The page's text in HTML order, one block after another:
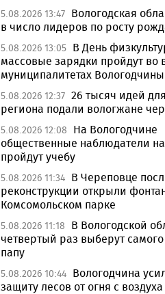
5.08.2026 13:47 Вологодская
в число лидеров по росту
5.08.2026 13:05 В День
массовые зарядки пройдут во
муниципалитетах Вологодчины
5.08.2026 12:37 26 тысяч идей
региона подали вологжане
5.08.2026 12:08
На Вологодчине
общественные наблюдатели
пройдут учебу
5.08.2026 11:34 В Череповце
реконструкции открыли
Комсомольском парке
5.08.2026 11:18
В Вологодской
четвертый раз выберут
папу
5.08.2026 10:44 Вологодчина
защиту лесов от огня с